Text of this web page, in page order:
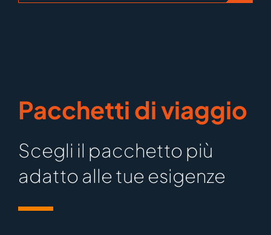
Pacchetti di viaggio
Scegli il pacchetto più
adatto alle tue esigenze